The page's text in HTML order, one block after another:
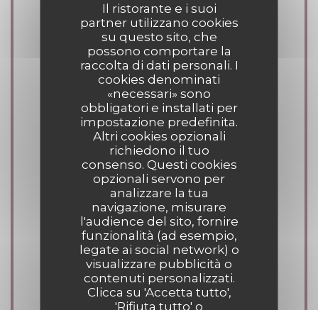
Il ristorante e i suoi
partner utilizzano cookies
su questo sito, che
possono comportare la
raccolta di dati personali. I
cookies denominati
«necessari» sono
obbligatori e installati per
impostazione predefinita.
Altri cookies opzionali
richiedono il tuo
consenso. Questi cookies
opzionali servono per
analizzare la tua
navigazione, misurare
l'audience del sito, fornire
funzionalità (ad esempio,
legate ai social network) o
visualizzare pubblicità o
contenuti personalizzati.
Clicca su 'Accetta tutto',
'Rifiuta tutto' o
Tipologia
Ristorante di carne, Stufa a legna, Carni
eccezionali, Pub, Trattoria
Servizi
Terrazzo, Aria condizionata, Camino,
Approvvigionatore, Parcheggio privato
gratuito, Il wifi gratuito, Accesso disabili,
cibo da asporto
Metodo di pagamento
Contactless Payment, Visa, Eurocard /
Mastercard, Contanti, Buoni vacanza,
Bancomat